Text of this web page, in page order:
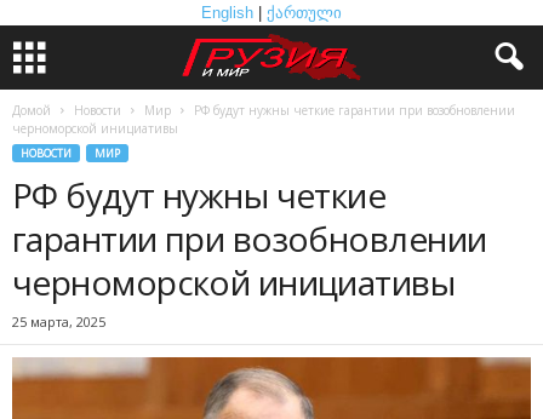
English ქართული
Домой Новости Мир
РФ будут нужны четкие гарантии при возобновлении
черноморской инициативы
НОВОСТИ МИР
РФ будут нужны четкие
гарантии при возобновлении
черноморской инициативы
25 марта, 2025